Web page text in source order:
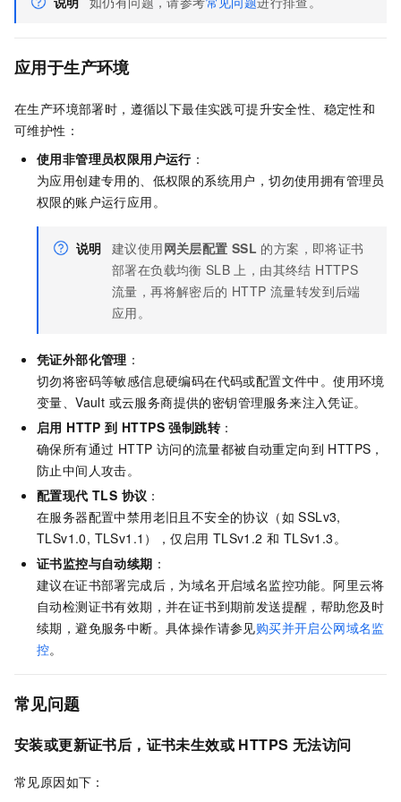
应用于生产环境
在生产环境部署时，遵循以下最佳实践可提升安全性、稳定性和
可维护性：
使用非管理员权限用户运行：
为应用创建专用的、低权限的系统用户，切勿使用拥有管理员
权限的账户运行应用。
说明 建议使用网关层配置 SSL 的方案，即将证书
部署在负载均衡 SLB 上，由其终结 HTTPS
流量，再将解密后的 HTTP 流量转发到后端
应用。
凭证外部化管理 ：
切勿将密码等敏感信息硬编码在代码或配置文件中。使用环境
变量、Vault 或云服务商提供的密钥管理服务来注入凭证。
启用 HTTP 到 HTTPS 强制跳转：
确保所有通过 HTTP 访问的流量都被自动重定向到 HTTPS，
防止中间人攻击。
配置现代 TLS 协议 ：
在服务器配置中禁用老旧且不安全的协议（如 SSLv3,
TLSv1.0, TLSv1.1），仅启用 TLSv1.2 和 TLSv1.3。
证书监控与自动续期 ：
建议在证书部署完成后，为域名开启域名监控功能。阿里云将
自动检测证书有效期，并在证书到期前发送提醒，帮助您及时
续期，避免服务中断。具体操作请参见购买并开启公网域名监
控。
常见问题
安装或更新证书后，证书未生效或 HTTPS 无法访问
常见原因如下：